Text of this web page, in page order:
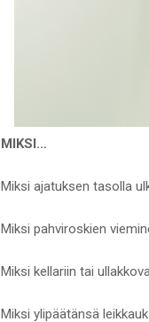
MIKSI...
Miksi ajatuksen tasolla
Miksi pahviroskien
Miksi kellariin tai
Miksi ylipäätänsä